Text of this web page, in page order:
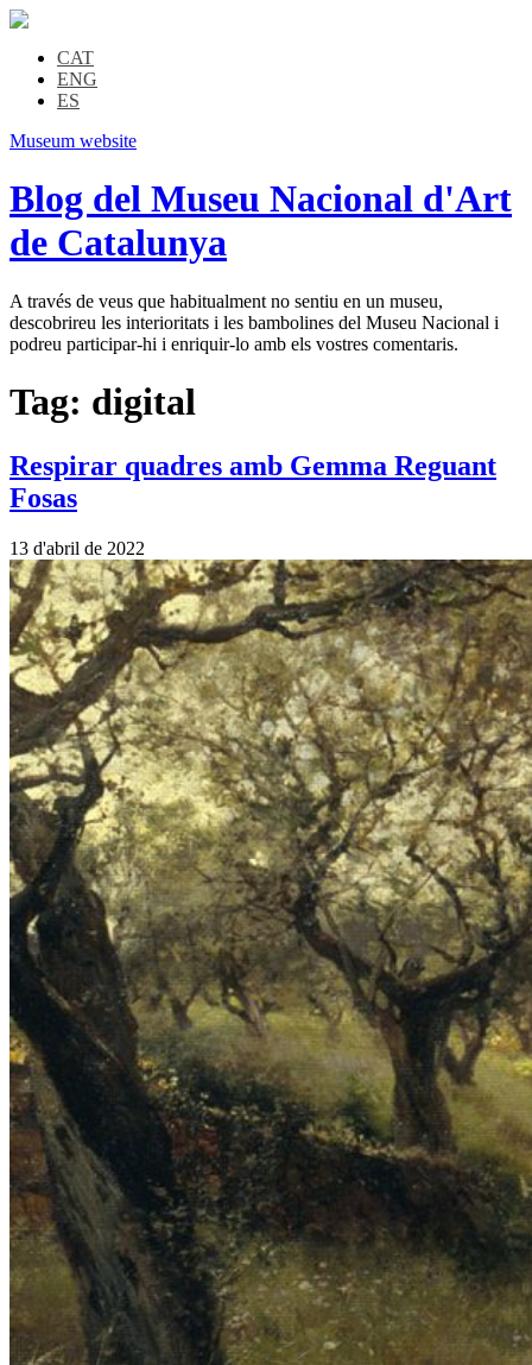
CAT
ENG
ES
Museum website
Blog del Museu Nacional d'Art
de Catalunya
A través de veus que habitualment no sentiu en un museu,
descobrireu les interioritats i les bambolines del Museu Nacional i
podreu participar-hi i enriquir-lo amb els vostres comentaris.
Tag: digital
Respirar quadres amb Gemma Reguant
Fosas
13 d'abril de 2022